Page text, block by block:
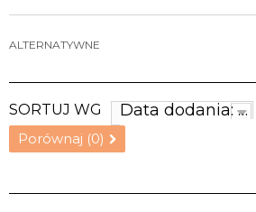
ALTERNATYWNE
SORTUJ WG Data dodania: najnowsze
Porównaj (0)